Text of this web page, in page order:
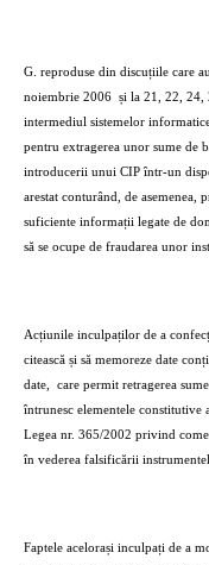
G. reproduse din discuțiile care
noiembrie 2006 și la 21, 22, 24,
intermediul sistemelor
pentru extragerea unor sume de
introducerii unui CIP într-un
arestat conturând, de
suficiente informații legate de
să se ocupe de fraudarea unor
Acțiunile inculpaților de a
citească și să memoreze date
date,
care permit retragerea
întrunesc elementele
Legea nr. 365/2002 privind
în vederea falsificării
Faptele acelorași inculpați de a